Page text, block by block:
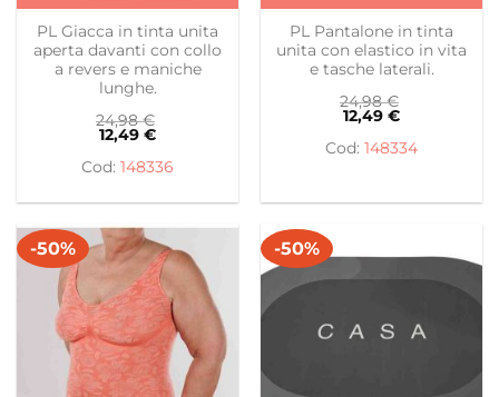
PL Giacca in tinta unita
aperta davanti con collo
a revers e maniche
lunghe.
24,98€
12,49 €
148336
PL Pantalone in tinta
unita con elastico in vita
e tasche laterali.
24,98€
12,49 €
148334
-50% -50%